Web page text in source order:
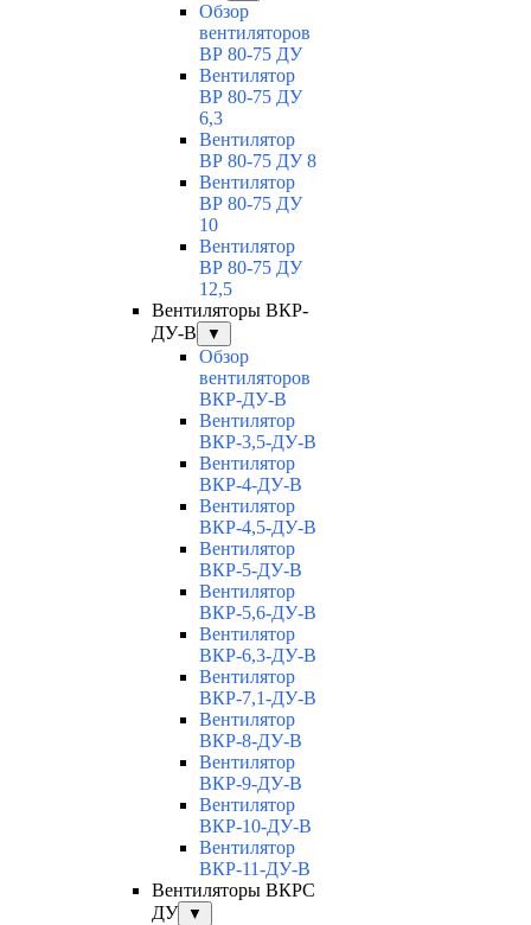
Обзор
вентиляторов
ВР 80-75 ДУ
Вентилятор
ВР 80-75 ДУ
6,3
Вентилятор
ВР 80-75 ДУ 8
Вентилятор
ВР 80-75 ДУ
10
Вентилятор
ВР 80-75 ДУ
12,5
Вентиляторы ВКР-
ДУ-В
▼
Обзор
вентиляторов
ВКР-ДУ-В
Вентилятор
ВКР-3,5-ДУ-В
Вентилятор
ВКР-4-ДУ-В
Вентилятор
ВКР-4,5-ДУ-В
Вентилятор
ВКР-5-ДУ-В
Вентилятор
ВКР-5,6-ДУ-В
Вентилятор
ВКР-6,3-ДУ-В
Вентилятор
ВКР-7,1-ДУ-В
Вентилятор
ВКР-8-ДУ-В
Вентилятор
ВКР-9-ДУ-В
Вентилятор
ВКР-10-ДУ-В
Вентилятор
ВКР-11-ДУ-В
Вентиляторы ВКРС
ДУ
▼